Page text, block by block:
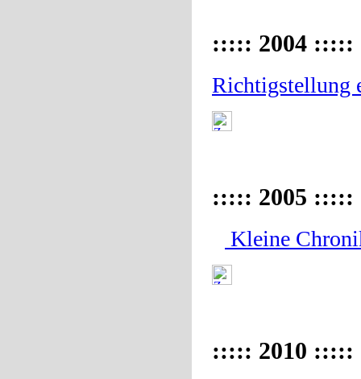
::::: 2004 :::::
Richtigstellung
::::: 2005 :::::
Kleine
::::: 2010 :::::